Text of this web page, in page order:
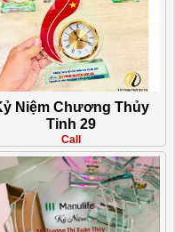
Niệm Chương Thủy
Tinh 29
Call